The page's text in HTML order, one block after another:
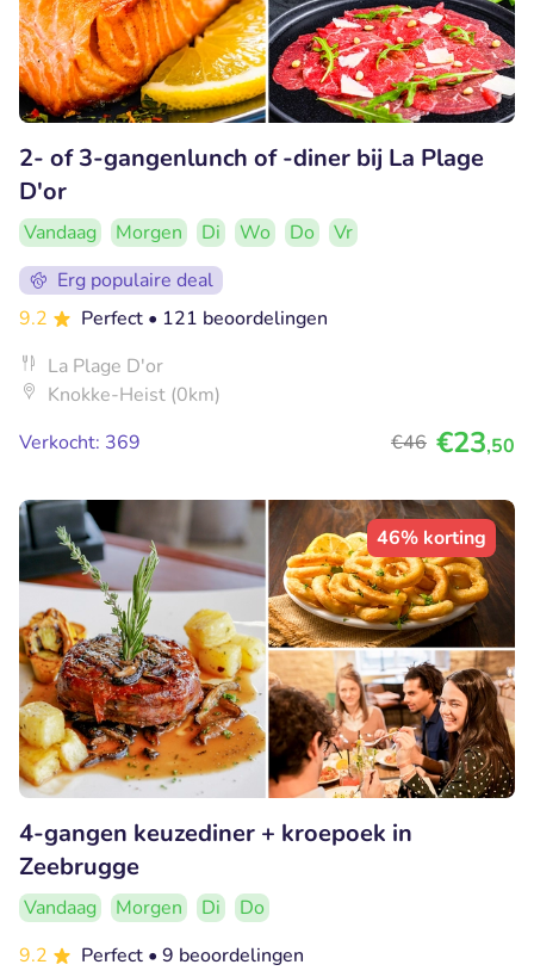
2- of 3-gangenlunch of -diner bij La Plage
D'or
Vandaag Morgen Di Wo Do
Vr
Erg populaire deal
9.2
Perfect • 121 beoordelingen
La Plage D'or
Knokke-Heist (0km)
Verkocht: 369
€46 €23,50
46% korting
4-gangen keuzediner + kroepoek in
Zeebrugge
Vandaag Morgen Di
Do
9.2
Perfect • 9 beoordelingen